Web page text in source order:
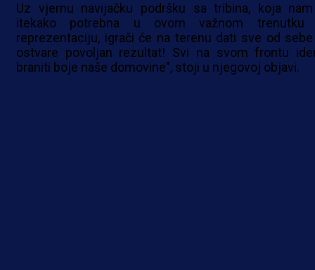
Uz vjernu navijačku podršku sa tribina, koja
itekako potrebna u ovom važnom trenutku
reprezentaciju, igrači će na terenu dati sve od
ostvare povoljan rezultat! Svi na svom frontu
braniti boje naše domovine", stoji u njegovoj objavi.